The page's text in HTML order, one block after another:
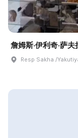
詹姆斯·伊利奇·萨
Resp Sakha /